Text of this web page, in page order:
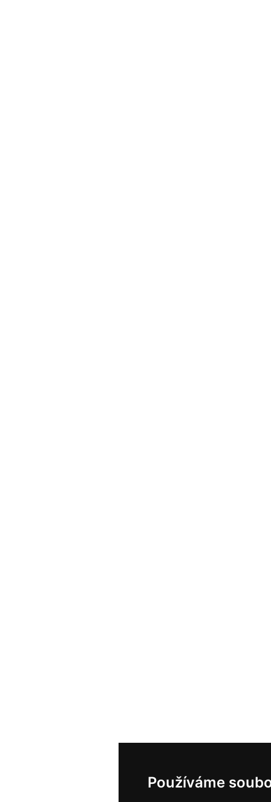
Používáme